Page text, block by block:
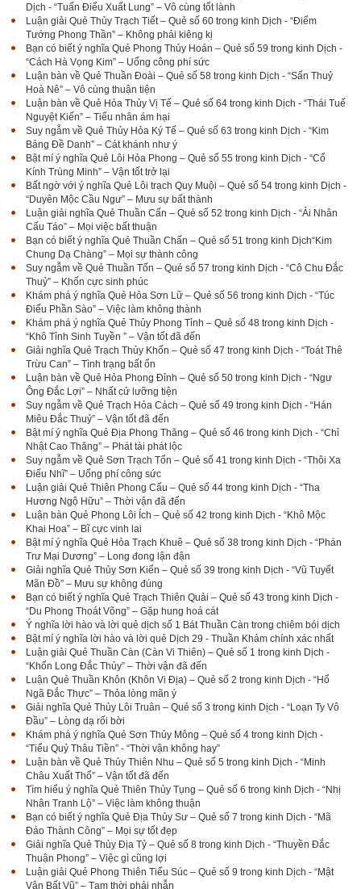
Dịch - “Tuấn Điểu Xuất Lung” – Vô cùng tốt lành
Luận giải Quẻ Thủy Trạch Tiết – Quẻ số 60 trong kinh Dịch - “Điểm
Tướng Phong Thần” – Không phải kiêng kị
Bạn có biết ý nghĩa Quẻ Phong Thủy Hoán – Quẻ số 59 trong kinh Dịch -
“Cách Hà Vọng Kim” – Uổng công phí sức
Luận bàn về Quẻ Thuần Đoài – Quẻ số 58 trong kinh Dịch - “Sấn Thuỷ
Hoà Nê” – Vô cùng thuận tiện
Luận bàn về Quẻ Hỏa Thủy Vị Tế – Quẻ số 64 trong kinh Dịch - “Thái Tuế
Nguyệt Kiến” – Tiểu nhân ám hại
Suy ngẫm về Quẻ Thủy Hỏa Ký Tế – Quẻ số 63 trong kinh Dịch - “Kim
Bảng Đề Danh” – Cát khánh như ý
Bật mí ý nghĩa Quẻ Lôi Hỏa Phong – Quẻ số 55 trong kinh Dịch - “Cổ
Kính Trùng Minh” – Vận tốt trở lại
Bất ngờ với ý nghĩa Quẻ Lôi trạch Quy Muội – Quẻ số 54 trong kinh Dịch -
“Duyên Mộc Cầu Ngư” – Mưu sự bất thành
Luận giải nghĩa Quẻ Thuần Cấn – Quẻ số 52 trong kinh Dịch - “Ải Nhân
Cấu Táo” – Mọi việc bất thuận
Bạn có biết ý nghĩa Quẻ Thuần Chấn – Quẻ số 51 trong kinh Dịch“Kim
Chung Dạ Chàng” – Mọi sự thành công
Suy ngẫm về Quẻ Thuần Tốn – Quẻ số 57 trong kinh Dịch - “Cô Chu Đắc
Thuỷ” – Khốn cực sinh phúc
Khám phá ý nghĩa Quẻ Hỏa Sơn Lữ – Quẻ số 56 trong kinh Dịch - “Túc
Điểu Phần Sào” – Việc làm không thành
Khám phá ý nghĩa Quẻ Thủy Phong Tỉnh – Quẻ số 48 trong kinh Dịch -
“Khô Tỉnh Sinh Tuyền ” – Vận tốt đã đến
Giải nghĩa Quẻ Trạch Thủy Khốn – Quẻ số 47 trong kinh Dịch - “Toát Thê
Trừu Can” – Tình trạng bất ổn
Luận bàn về Quẻ Hỏa Phong Đỉnh – Quẻ số 50 trong kinh Dịch - “Ngư
Ông Đắc Lợi” – Nhất cử lưỡng tiện
Suy ngẫm về Quẻ Trạch Hỏa Cách – Quẻ số 49 trong kinh Dịch - “Hán
Miêu Đắc Thuỷ” – Vận tốt đã đến
Bật mí ý nghĩa Quẻ Địa Phong Thăng – Quẻ số 46 trong kinh Dịch - “Chỉ
Nhật Cao Thăng” – Phát tài phát lộc
Suy ngẫm về Quẻ Sơn Trạch Tổn – Quẻ số 41 trong kinh Dịch - “Thôi Xa
Điếu Nhĩ” – Uổng phí công sức
Luận giải Quẻ Thiên Phong Cấu – Quẻ số 44 trong kinh Dịch - “Tha
Hương Ngộ Hữu” – Thời vận đã đến
Luận bàn Quẻ Phong Lôi Ích – Quẻ số 42 trong kinh Dịch - “Khô Mộc
Khai Hoa” – Bĩ cực vinh lai
Bật mí ý nghĩa Quẻ Hỏa Trạch Khuê – Quẻ số 38 trong kinh Dịch - “Phán
Trư Mại Dương” – Long đong lận đận
Giải nghĩa Quẻ Thủy Sơn Kiển – Quẻ số 39 trong kinh Dịch - “Vũ Tuyết
Mãn Đồ” – Mưu sự không đúng
Bạn có biết ý nghĩa Quẻ Trạch Thiên Quải – Quẻ số 43 trong kinh Dịch -
“Du Phong Thoát Võng” – Gặp hung hoá cát
Ý nghĩa lời hào và lời quẻ dịch số 1 Bát Thuần Càn trong chiêm bói dịch
Bật mí ý nghĩa lời hào và lời quẻ Dịch 29 - Thuần Khảm chính xác nhất
Luận giải Quẻ Thuần Càn (Càn Vi Thiên) – Quẻ số 1 trong kinh Dịch -
“Khốn Long Đắc Thủy” – Thời vận đã đến
Luận Quẻ Thuần Khôn (Khôn Vi Địa) – Quẻ số 2 trong kinh Dịch - “Hổ
Ngã Đắc Thực” – Thỏa lòng mãn ý
Giải nghĩa Quẻ Thủy Lôi Truân – Quẻ số 3 trong kinh Dịch - “Loạn Ty Vô
Đầu” – Lòng dạ rối bời
Khám phá ý nghĩa Quẻ Sơn Thủy Mông – Quẻ số 4 trong kinh Dịch -
“Tiểu Quỷ Thâu Tiền” - “Thời vận không hay”
Luận bàn về Quẻ Thủy Thiên Nhu – Quẻ số 5 trong kinh Dịch - “Minh
Châu Xuất Thổ” – Vận tốt đã đến
Tìm hiểu ý nghĩa Quẻ Thiên Thủy Tụng – Quẻ số 6 trong kinh Dịch - “Nhị
Nhân Tranh Lộ” – Việc làm không thuận
Bạn có biết ý nghĩa Quẻ Địa Thủy Sư – Quẻ số 7 trong kinh Dịch - “Mã
Đáo Thành Công” – Mọi sự tốt đẹp
Giải nghĩa Quẻ Thủy Địa Tỷ – Quẻ số 8 trong kinh Dịch - “Thuyền Đắc
Thuận Phong” – Việc gì cũng lợi
Luận giải Quẻ Phong Thiên Tiểu Súc – Quẻ số 9 trong kinh Dịch - “Mật
Vân Bất Vũ” – Tạm thời phải nhẫn